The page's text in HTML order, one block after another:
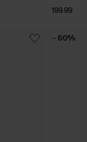
199.99
- 60%